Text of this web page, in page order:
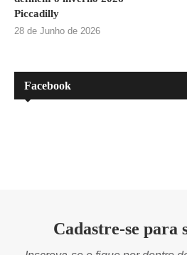
Piccadilly
28 de Junho de 2026
Facebook
Cadastre-se para